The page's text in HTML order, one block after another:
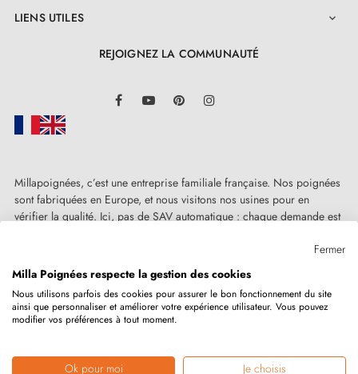
LIENS UTILES 
REJOIGNEZ LA COMMUNAUTÉ
FacebookYouTube Pinterest
Millapoignées, c’est une entreprise familiale française. Nos poignées
sont fabriquées en Europe, et nous visitons nos usines pour en
vérifier la qualité. Ici, pas de SAV automatique : chaque demande est
Copyright © 2026MILLA POIGNEESTous droits réservés.
Fermer
Milla Poignées respecte la gestion des cookies
Nous utilisons parfois des cookies pour assurer le bon fonctionnement du site
ainsi que personnaliser et améliorer votre expérience utilisateur. Vous pouvez
modifier vos préférences à tout moment.
Ok pour moi Je choisis